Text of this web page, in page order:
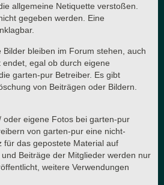
allgemeine Netiquette verstoßen.
gegeben werden. Eine
Bilder bleiben im Forum stehen, auch
egal ob durch eigene
garten-pur Betreiber. Es gibt
von Beiträgen oder Bildern.
oder eigene Fotos bei garten-pur
von garten-pur eine nicht-
für das gepostete Material auf
Beiträge der Mitglieder werden nur
weitere Verwendungen